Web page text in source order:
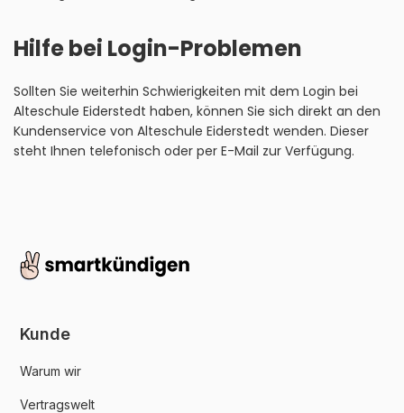
Hilfe bei Login-Problemen
Sollten Sie weiterhin Schwierigkeiten mit dem Login bei
Alteschule Eiderstedt haben, können Sie sich direkt an den
Kundenservice von Alteschule Eiderstedt wenden. Dieser
steht Ihnen telefonisch oder per E-Mail zur Verfügung.
Kunde
Warum wir
Vertragswelt